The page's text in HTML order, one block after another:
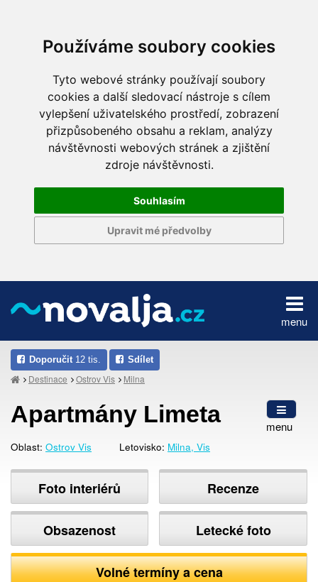
Používáme soubory cookies
Tyto webové stránky používají soubory
cookies a další sledovací nástroje s cílem
vylepšení uživatelského prostředí, zobrazení
přizpůsobeného obsahu a reklam, analýzy
návštěvnosti webových stránek a zjištění
zdroje návštěvnosti.
Souhlasím
Upravit mé předvolby
menu
Doporučit 12 tis. Sdílet
Destinace Ostrov Vis Milna
menu
Apartmány Limeta
Oblast: Ostrov Vis Letovisko: Milna, Vis
Foto interiérů
Obsazenost
Recenze
Letecké foto
Volné termíny a cena